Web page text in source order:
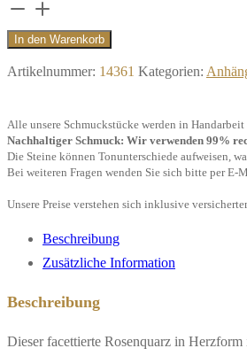
Anhänger
Herz-
Rosenquarz
3
Brillanten,
750/-
Roségold"
In den Warenkorb
Artikelnummer: 14361 Kategorien:
Alle unsere Schmuckstücke werden in
Nachhaltiger Schmuck: Wir verwenden 99%
Die Steine können Tonunterschiede aufweisen,
Bei weiteren Fragen wenden Sie sich bitte per E-
Unsere Preise verstehen sich inklusive
Beschreibung
Zusätzliche Information
Beschreibung
Dieser facettierte Rosenquarz in